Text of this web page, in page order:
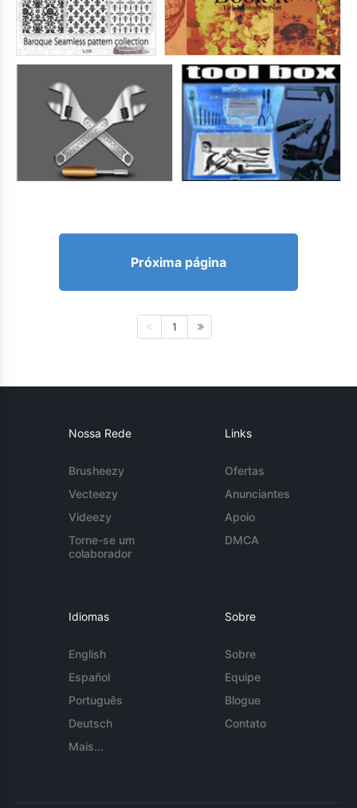
Próxima página
1
Nossa Rede
Brusheezy
Vecteezy
Videezy
Torne-se um
colaborador
Links
Ofertas
Anunciantes
Apoio
DMCA
Idiomas
English
Español
Português
Deutsch
Mais...
Sobre
Sobre
Equipe
Blogue
Contato